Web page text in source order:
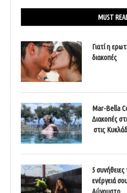
MUST
Γιατί η
διακοπές
Mar-Bella
Διακοπές
στις
5 συνήθειες
ενέργειά